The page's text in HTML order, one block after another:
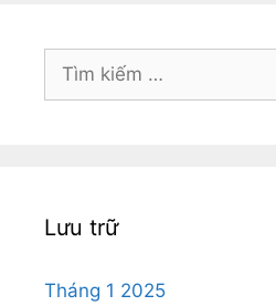
Lưu trữ
Tháng 1 2025